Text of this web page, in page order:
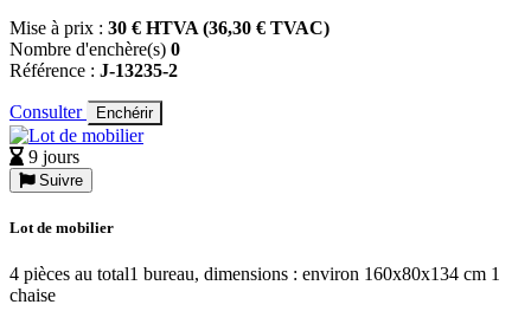
Mise à prix : 30 € HTVA (36,30 € TVAC)
Nombre d'enchère(s) 0
Référence : J-13235-2
Consulter Enchérir
9 jours
Suivre
Lot de mobilier
4 pièces au total1 bureau, dimensions : environ 160x80x134 cm 1
chaise